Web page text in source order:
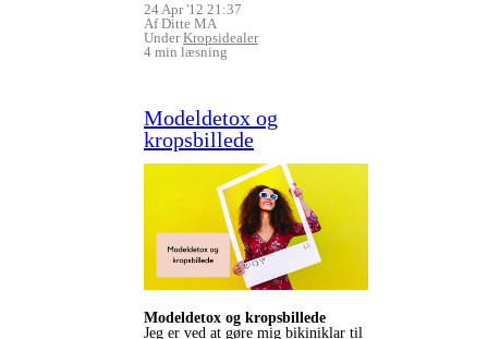
24 Apr '12 21:37
Af Ditte MA
UnderKropsidealer
4 min læsning
Modeldetox og
kropsbillede
Modeldetox og kropsbillede
Jeg er ved at gøre mig bikiniklar til